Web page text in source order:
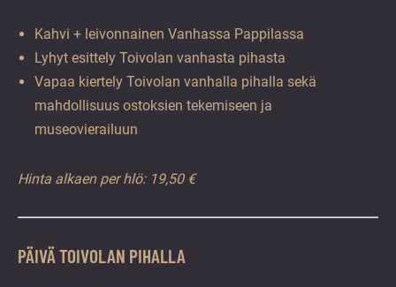
Kahvi + leivonnainen Vanhassa Pappilassa
Lyhyt esittely Toivolan vanhasta pihasta
Vapaa kiertely Toivolan vanhalla pihalla sekä
mahdollisuus ostoksien tekemiseen ja
museovierailuun
Hinta alkaen per hlö: 19,50 €
PÄIVÄ TOIVOLAN PIHALLA